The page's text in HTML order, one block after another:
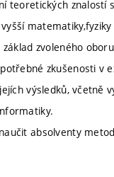
teoretických znalostí
matematiky,fyziky
zvoleného
zkušenosti v
výsledků, včetně
absolventy